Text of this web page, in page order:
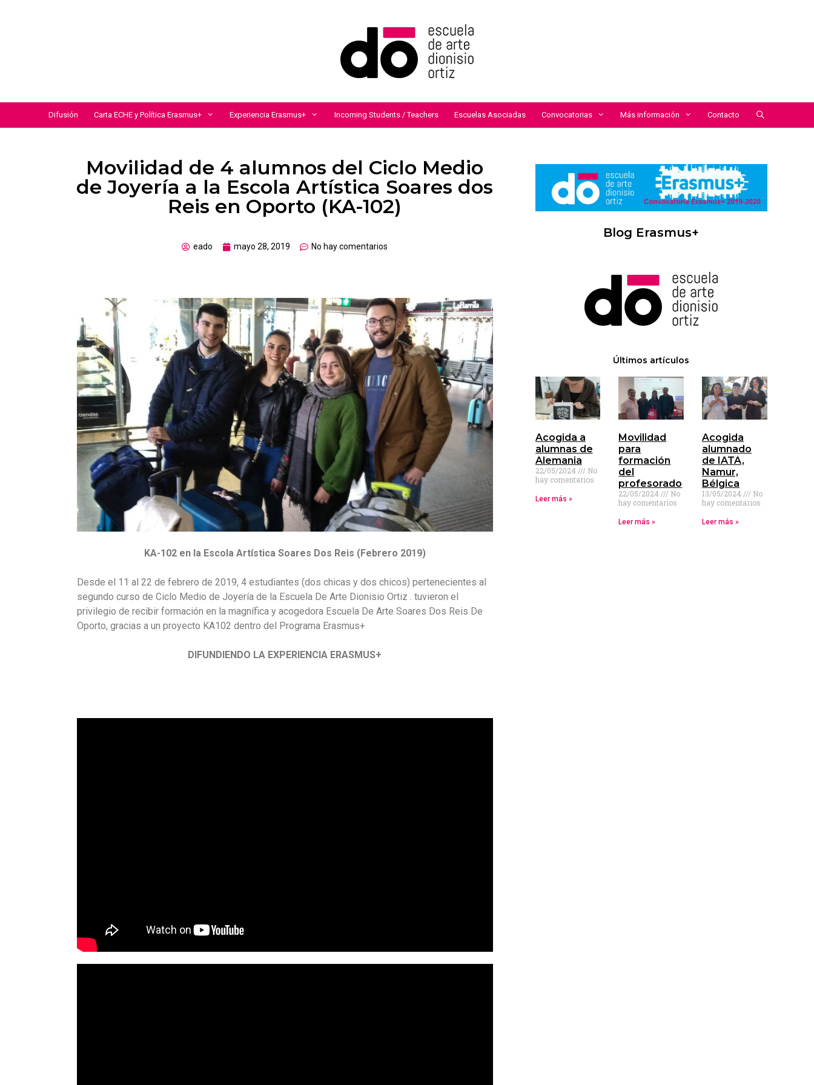
Difusión Carta ECHE y Política Erasmus+ Experiencia Erasmus+ Incoming Students / Teachers Escuelas Asociadas Convocatorias Más información Contacto
Movilidad de 4 alumnos del Ciclo Medio
de Joyería a la Escola Artística Soares dos
Reis en Oporto (KA-102)
eado mayo 28, 2019 No hay comentarios
KA-102 en la Escola Artística Soares Dos Reis (Febrero 2019)
Desde el 11 al 22 de febrero de 2019, 4 estudiantes (dos chicas y dos chicos) pertenecientes al
segundo curso de Ciclo Medio de Joyería de la Escuela De Arte Dionisio Ortiz . tuvieron el
privilegio de recibir formación en la magnífica y acogedora Escuela De Arte Soares Dos Reis De
Oporto, gracias a un proyecto KA102 dentro del Programa Erasmus+
DIFUNDIENDO LA EXPERIENCIA ERASMUS+
Blog Erasmus+
Últimos artículos
Acogida a
alumnas de
Alemania
22/05/2024
No
hay comentarios
Leer más »
Movilidad
para
formación
del
profesorado
22/05/2024
No
hay comentarios
Leer más »
Acogida
alumnado
de IATA,
Namur,
Bélgica
13/05/2024
No
hay comentarios
Leer más »